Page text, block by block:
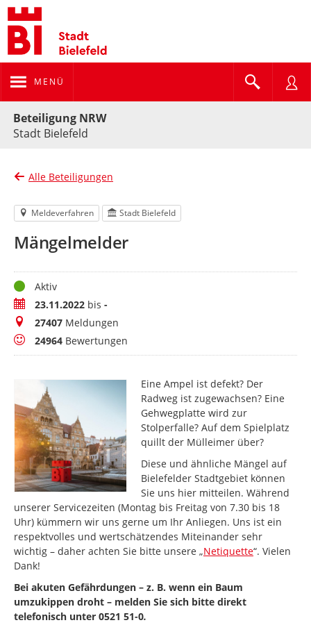
MENÜ
Beteiligung NRW
Stadt Bielefeld
Alle Beteiligungen
Meldeverfahren Stadt Bielefeld
Mängelmelder
StatusAktiv
Zeitraum23.11.2022 bis -
Meldungen
27407 Meldungen
Bewertungen
24964 Bewertungen
Eine Ampel ist defekt? Der
Radweg ist zugewachsen? Eine
Gehwegplatte wird zur
Stolperfalle? Auf dem Spielplatz
quillt der Mülleimer über?
Diese und ähnliche Mängel auf
Bielefelder Stadtgebiet können
Sie uns hier mitteilen. Während
unserer Servicezeiten (Montag bis Freitag von 7.30 bis 18
Uhr) kümmern wir uns gerne um Ihr Anliegen. Uns ist ein
respektvolles und wertschätzendes Miteinander sehr
wichtig – daher achten Sie bitte unsere „Netiquette“. Vielen
Dank!
Bei akuten Gefährdungen – z. B. wenn ein Baum
umzukippen droht – melden Sie sich bitte direkt
telefonisch unter 0521 51-0.